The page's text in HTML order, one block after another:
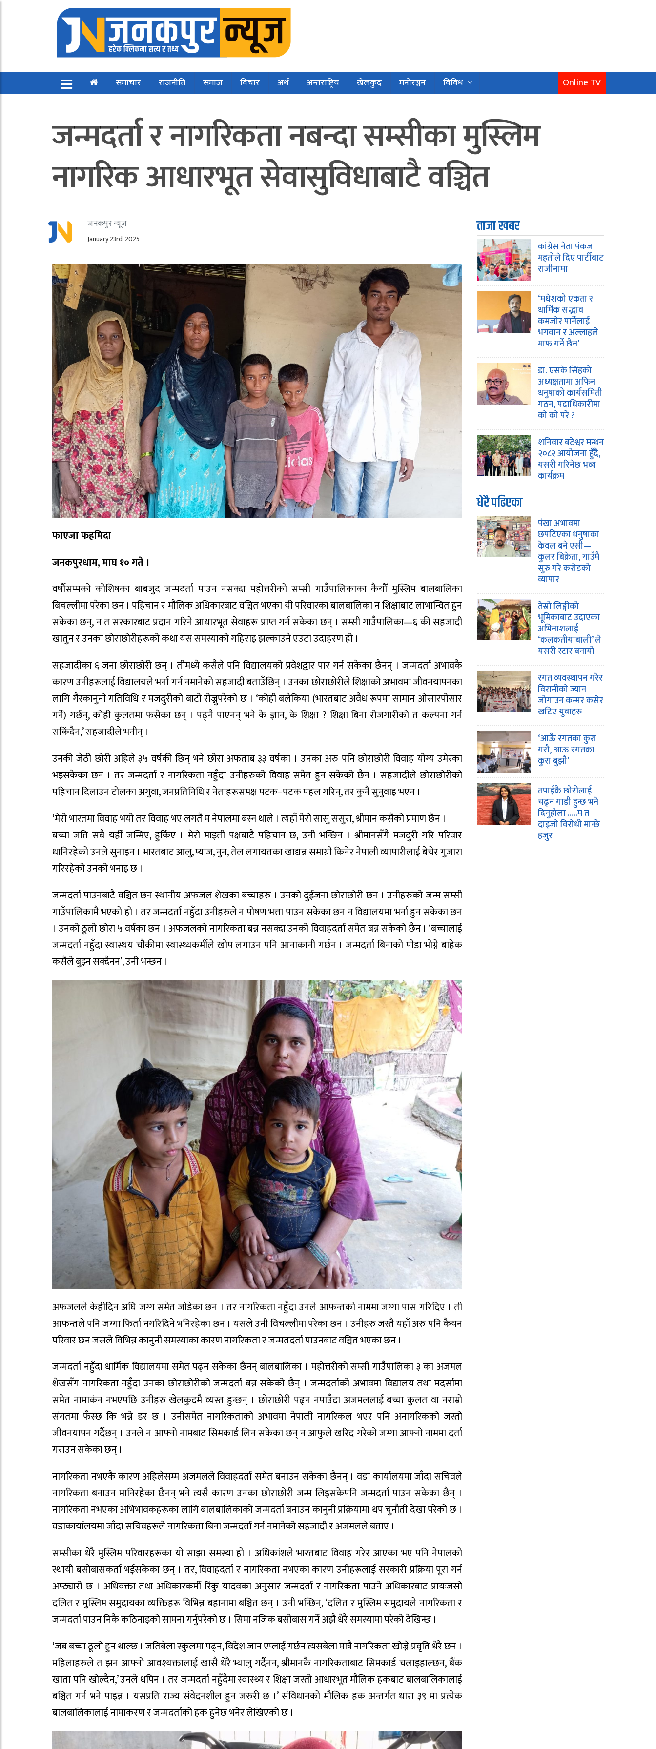
समाचार राजनीति समाज विचार अर्थ अन्तराष्ट्रिय खेलकुद मनोरञ्जन विविध Online TV
जन्मदर्ता र नागरिकता नबन्दा सम्सीका मुस्लिम
नागरिक आधारभूत सेवासुविधाबाटै वञ्चित
जनकपुर न्यूज
January 23rd, 2025
फाएजा फहमिदा
जनकपुरधाम, माघ १० गते ।
वर्षौसम्मको कोशिषका बाबजुद जन्मदर्ता पाउन नसक्दा महोत्तरीको सम्सी गाउँपालिकाका कैयौँ मुस्लिम बालबालिका
बिचल्लीमा परेका छन । पहिचान र मौलिक अधिकारबाट वञ्चित भएका यी परिवारका बालबालिका न शिक्षाबाट लाभान्वित हुन
सकेका छन्, न त सरकारबाट प्रदान गरिने आधारभूत सेवाहरू प्राप्त गर्न सकेका छन् । सम्सी गाउँपालिका—६ की सहजादी
खातुन र उनका छोराछोरीहरूको कथा यस समस्याको गहिराइ झल्काउने एउटा उदाहरण हो ।
सहजादीका ६ जना छोराछोरी छन् । तीमध्ये कसैले पनि विद्यालयको प्रवेशद्वार पार गर्न सकेका छैनन् । जन्मदर्ता अभावकै
कारण उनीहरूलाई विद्यालयले भर्ना गर्न नमानेको सहजादी बताउँछिन् । उनका छोराछोरीले शिक्षाको अभावमा जीवनयापनका
लागि गैरकानुनी गतिविधि र मजदुरीको बाटो रोज्नुपरेको छ । ‘कोही बलेकिया (भारतबाट अवैध रूपमा सामान ओसारपोसार
गर्ने) गर्छन्, कोही कुलतमा फसेका छन् । पढ्नै पाएनन् भने के ज्ञान, के शिक्षा ? शिक्षा बिना रोजगारीको त कल्पना गर्न
सकिंदैन,’ सहजादीले भनीन् ।
उनकी जेठी छोरी अहिले ३५ वर्षकी छिन् भने छोरा अफताब ३३ वर्षका । उनका अरु पनि छोराछोरी विवाह योग्य उमेरका
भइसकेका छन । तर जन्मदर्ता र नागरिकता नहुँदा उनीहरुको विवाह समेत हुन सकेको छैन । सहजादीले छोराछोरीको
पहिचान दिलाउन टोलका अगुवा, जनप्रतिनिधि र नेताहरूसमक्ष पटक–पटक पहल गरिन्, तर कुनै सुनुवाइ भएन ।
‘मेरो भारतमा विवाह भयो तर विवाह भए लगतै म नेपालमा बस्न थाले । त्यहाँ मेरो सासु ससुरा, श्रीमान कसैको प्रमाण छैन ।
बच्चा जति सबै यहीँ जन्मिए, हुर्किए । मेरो माइती पक्षबाटै पहिचान छ, उनी भन्छिन । श्रीमानसँगै मजदुरी गरि परिवार
धानिरहेको उनले सुनाइन । भारतबाट आलु, प्याज, नुन, तेल लगायतका खाद्यन्न समाग्री किनेर नेपाली व्यापारीलाई बेचेर गुजारा
गरिरहेको उनको भनाइ छ ।
जन्मदर्ता पाउनबाटै वञ्चित छन स्थानीय अफजल शेखका बच्चाहरु । उनको दुईजना छोराछोरी छन । उनीहरुको जन्म सम्सी
गाउँपालिकामै भएको हो । तर जन्मदर्ता नहुँदा उनीहरुले न पोषण भत्ता पाउन सकेका छन न विद्यालयमा भर्ना हुन सकेका छन
। उनको ठूलो छोरा ५ वर्षका छन । अफजलको नागरिकता बन्न नसक्दा उनको विवाहदर्ता समेत बन्न सकेको छैन । ‘बच्चालाई
जन्मदर्ता नहुँदा स्वास्थय चौकीमा स्वास्थ्यकर्मीले खोप लगाउन पनि आनाकानी गर्छन । जन्मदर्ता बिनाको पीडा भोग्ने बाहेक
कसैले बुझ्न सक्दैनन’, उनी भन्छन ।
अफजलले केहीदिन अघि जग्ग समेत जोडेका छन । तर नागरिकता नहुँदा उनले आफन्तको नाममा जग्गा पास गरिदिए । ती
आफन्तले पनि जग्गा फिर्ता नगरिदिने भनिरहेका छन । यसले उनी विचल्लीमा परेका छन । उनीहरु जस्तै यहाँ अरु पनि कैयन
परिवार छन जसले विभिन्न कानुनी समस्याका कारण नागरिकता र जन्मतदर्ता पाउनबाट वञ्चित भएका छन ।
जन्मदर्ता नहुँदा धार्मिक विद्यालयमा समेत पढ्न सकेका छैनन् बालबालिका । महोत्तरीको सम्सी गाउँपालिका ३ का अजमल
शेखसँग नागरिकता नहुँदा उनका छोराछोरीको जन्मदर्ता बन्न सकेको छैन् । जन्मदर्ताको अभावमा विद्यालय तथा मदर्सामा
समेत नामाकंन नभएपछि उनीहरु खेलकुदमै व्यस्त हुन्छन् । छोराछोरी पढ्न नपाउँदा अजमललाई बच्चा कुलत वा नराम्रो
संगतमा फँस्छ कि भन्ने डर छ । उनीसमेत नागरिकताको अभावमा नेपाली नागरिकल भएर पनि अनागरिकको जस्तो
जीवनयापन गर्दैछन् । उनले न आफ्नो नामबाट सिमकार्ड लिन सकेका छन् न आफुले खरिद गरेको जग्गा आफ्नो नाममा दर्ता
गराउन सकेका छन् ।
नागरिकता नभएकै कारण अहिलेसम्म अजमलले विवाहदर्ता समेत बनाउन सकेका छैनन् । वडा कार्यालयमा जाँदा सचिवले
नागरिकता बनाउन मानिरहेका छैनन् भने त्यसै कारण उनका छोराछोरी जन्म लिइसकेपनि जन्मदर्ता पाउन सकेका छैन् ।
नागरिकता नभएका अभिभावकहरूका लागि बालबालिकाको जन्मदर्ता बनाउन कानुनी प्रक्रियामा थप चुनौती देखा परेको छ ।
वडाकार्यालयमा जाँदा सचिवहरूले नागरिकता बिना जन्मदर्ता गर्न नमानेको सहजादी र अजमलले बताए ।
सम्सीका धेरै मुस्लिम परिवारहरूका यो साझा समस्या हो । अधिकांशले भारतबाट विवाह गरेर आएका भए पनि नेपालको
स्थायी बसोबासकर्ता भईसकेका छन् । तर, विवाहदर्ता र नागरिकता नभएका कारण उनीहरूलाई सरकारी प्रक्रिया पूरा गर्न
अप्ठ्यारो छ । अधिवक्ता तथा अधिकारकर्मी रिंकु यादवका अनुसार जन्मदर्ता र नागरिकता पाउने अधिकारबाट प्रायःजसो
दलित र मुस्लिम समुदायका व्यक्तिहरू विभिन्न बहानामा बञ्चित छन् । उनी भन्छिन्, ‘दलित र मुस्लिम समुदायले नागरिकता र
जन्मदर्ता पाउन निकै कठिनाइको सामना गर्नुपरेको छ । सिमा नजिक बसोबास गर्ने अझै धेरै समस्यामा परेको देखिन्छ ।
‘जब बच्चा ठूलो हुन थाल्छ । जतिबेला स्कुलमा पढ्न, विदेश जान एप्लाई गर्छन त्यसबेला मात्रै नागरिकता खोज्ने प्रवृति धेरै छन ।
महिलाहरुले त झन आफ्नो आवश्यक्तालाई खासै धेरै भ्यालु गर्दैनन, श्रीमानकै नागरिकताबाट सिमकार्ड चलाइहाल्छन, बैंक
खाता पनि खोल्दैन,’ उनले थपिन । तर जन्मदर्ता नहुँदैमा स्वास्थ्य र शिक्षा जस्तो आधारभूत मौलिक हकबाट बालबालिकालाई
बञ्चित गर्न भने पाइन्न । यसप्रति राज्य संवेदनशील हुन जरुरी छ ।’ संविधानको मौलिक हक अन्तर्गत धारा ३९ मा प्रत्येक
बालबालिकालाई नामाकरण र जन्मदर्ताको हक हुनेछ भनेर लेखिएको छ ।
ताजा खबर
कांग्रेस नेता पंकज
महतोले दिए पार्टीबाट
राजीनामा
‘मधेशको एकता र
धार्मिक सद्भाव
कमजोर पार्नेलाई
भगवान र अल्लाहले
माफ गर्ने छैन’
डा. एसके सिंहको
अध्यक्षतामा अफिन
धनुषाको कार्यसमिती
गठन, पदाधिकारीमा
को को परे ?
शनिवार बटेश्वर मन्थन
२०८२ आयोजना हुँदै,
यसरी गरिनेछ भव्य
कार्यक्रम
धेरै पढिएका
पंखा अभावमा
छपटिएका धनुषाका
केवल बने एसी—
कुलर बिक्रेता, गाउँमै
सुरु गरे करोडको
व्यापार
तेस्रो लिङ्गीको
भूमिकाबाट उदाएका
अभिनाशलाई
‘कलकतीयाबाली’ ले
यसरी स्टार बनायो
रगत व्यवस्थापन गरेर
विरामीको ज्यान
जोगाउन कम्मर कसेर
खटिए युवाहरु
‘आऊँ रगतका कुरा
गरौ, आऊ रगतका
कुरा बुझौ’
तपाईंकै छोरीलाई
चढ्न गाडी हुन्छ भने
दिनुहोला …..म त
दाइजो विरोधी मान्छे
हजुर